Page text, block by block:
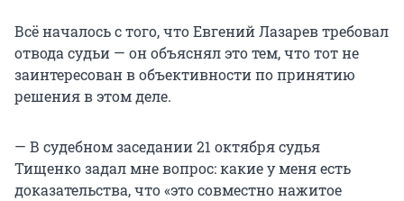
Всё началось с того, что Евгений Лазарев требовал
отвода судьи — он объяснял это тем, что тот не
заинтересован в объективности по принятию
решения в этом деле.
— В судебном заседании 21 октября судья
Тищенко задал мне вопрос: какие у меня есть
доказательства, что «это совместно нажитое